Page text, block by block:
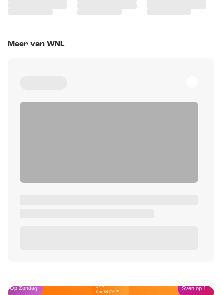
Meer van WNL
Op Zondag Café
Kockelmann Sven op 1